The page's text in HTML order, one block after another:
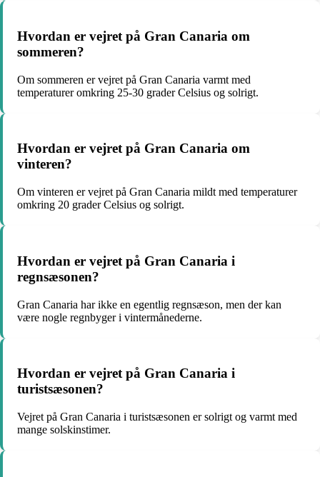
Hvordan er vejret på Gran Canaria om
sommeren?
Om sommeren er vejret på Gran Canaria varmt med
temperaturer omkring 25-30 grader Celsius og solrigt.
Hvordan er vejret på Gran Canaria om
vinteren?
Om vinteren er vejret på Gran Canaria mildt med temperaturer
omkring 20 grader Celsius og solrigt.
Hvordan er vejret på Gran Canaria i
regnsæsonen?
Gran Canaria har ikke en egentlig regnsæson, men der kan
være nogle regnbyger i vintermånederne.
Hvordan er vejret på Gran Canaria i
turistsæsonen?
Vejret på Gran Canaria i turistsæsonen er solrigt og varmt med
mange solskinstimer.